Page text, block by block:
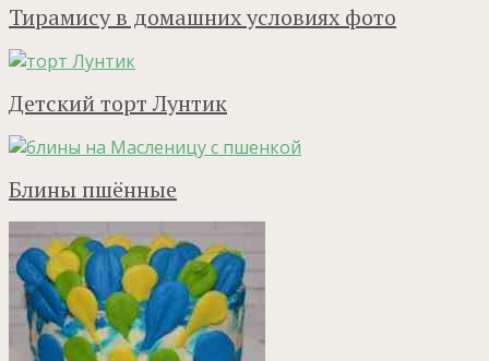
Тирамису в домашних условиях фото
Детский торт Лунтик
Блины пшённые